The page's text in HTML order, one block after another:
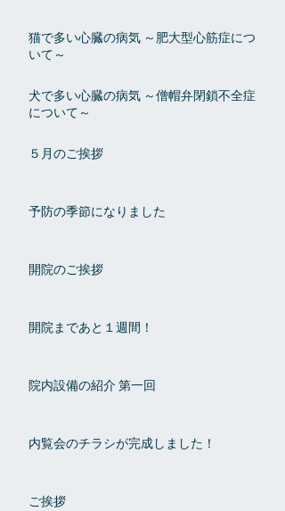
猫で多い心臓の病気 ～肥大型心筋症につ
いて～
犬で多い心臓の病気 ～僧帽弁閉鎖不全症
について～
５月のご挨拶
予防の季節になりました
開院のご挨拶
開院まであと１週間！
院内設備の紹介 第一回
内覧会のチラシが完成しました！
ご挨拶